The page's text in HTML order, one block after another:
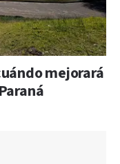
mejorará